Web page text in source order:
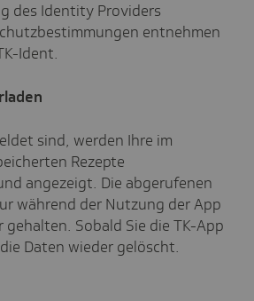
des Identity Providers
entnehmen
Ident.
sind, werden Ihre im
Rezepte
angezeigt. Die abgerufenen
während der Nutzung der App
gehalten. Sobald Sie die TK-App
Daten wieder gelöscht.